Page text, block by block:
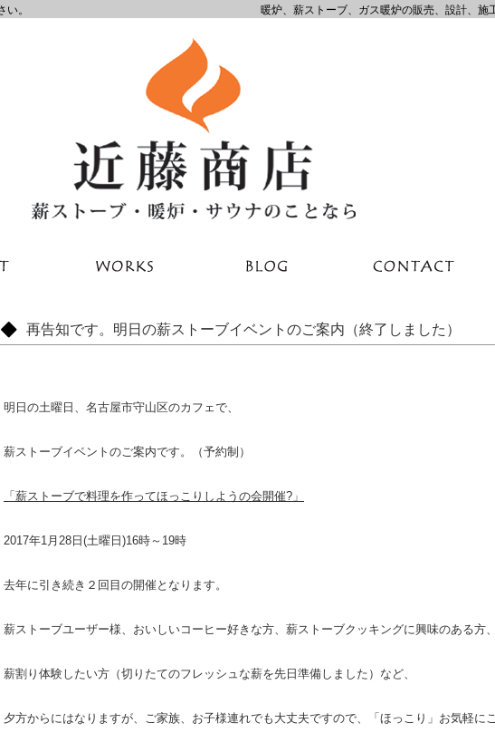
。 暖炉、薪ストーブ、ガス暖炉の販売、設計、施
再告知です。明日の薪ストーブイベントのご案内（終了しました）
明日の土曜日、名古屋市守山区のカフェで、
薪ストーブイベントのご案内です。（予約制）
「薪ストーブで料理を作ってほっこりしようの会開催?」
2017年1月28日(土曜日)16時～19時
去年に引き続き２回目の開催となります。
薪ストーブユーザー様、おいしいコーヒー好きな方、薪ストーブクッキングに興味のある方、
薪割り体験したい方（切りたてのフレッシュな薪を先日準備しました）など、
夕方からにはなりますが、ご家族、お子様連れでも大丈夫ですので、「ほっこり」お気軽に